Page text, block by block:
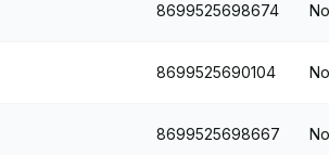
8699525698674
8699525690104
8699525698667